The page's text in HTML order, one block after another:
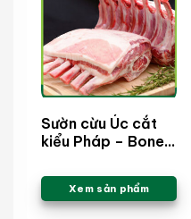
Sườn cừu Úc cắt
kiểu Pháp – Bone
Frenched Cap on
Xem sản phẩm